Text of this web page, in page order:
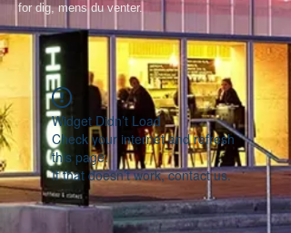
for dig, mens du venter.
Widget Didn’t Load
Check your internet and refresh
this page.
If that doesn’t work, contact us.